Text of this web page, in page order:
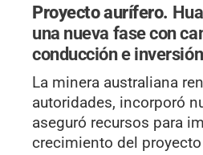
Proyecto aurífero.
una nueva fase con
conducción e
La minera australiana
autoridades, incorporó
aseguró recursos para
crecimiento del